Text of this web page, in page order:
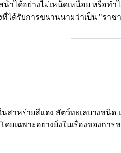
ำได้อย่างไม่เหน็ดเหนื่อย หรือ
ด้รับการขนานนามว่าเป็น "ร
สาหร่ายสีแดง สัตว์ทะเลบางช
เฉพาะอย่างยิ่งในเรื่องของการ